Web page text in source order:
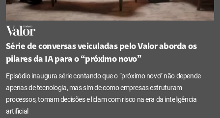
Série de conversas veiculadas pelo Valor aborda os
pilares da IA para o “próximo novo”
Episódio inaugura série contando que o “próximo novo” não depende
apenas de tecnologia, mas sim de como empresas estruturam
processos, tomam decisões e lidam com risco na era da inteligência
artificial